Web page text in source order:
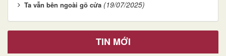
Ta vẫn bên ngoài gõ cửa (19/07/2025)
TIN MỚI